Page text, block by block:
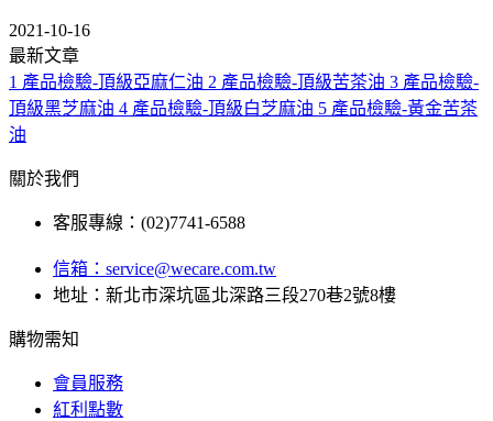
2021-10-16
最新文章
1 產品檢驗-頂級亞麻仁油 2 產品檢驗-頂級苦茶油 3 產品檢驗-
頂級黑芝麻油 4 產品檢驗-頂級白芝麻油 5 產品檢驗-黃金苦茶
油
關於我們
客服專線：(02)7741-6588
信箱： service@wecare.com.tw
地址：新北市深坑區北深路三段270巷2號8樓
購物需知
會員服務
紅利點數